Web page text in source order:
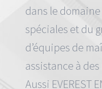
dans le
spéciales et du
d’équipes de
assistance à des
Aussi EVEREST